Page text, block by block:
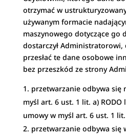
otrzymać w
używanym formacie
maszynowego dotyczące go
dostarczył Administratorowi,
przesłać te dane osobowe
bez przeszkód ze strony
przetwarzanie odbywa się
myśl art. 6 ust. 1 lit. a)
umowy w myśl art. 6 ust. 1
przetwarzanie odbywa się